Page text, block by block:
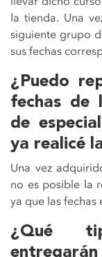
la tienda. Una
siguiente grupo
sus fechas
¿Puedo
fechas de
de
ya realicé
Una vez
no es posible la
ya que las fechas
¿Qué